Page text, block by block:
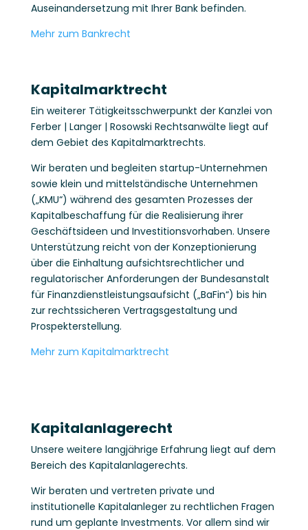
Auseinandersetzung mit Ihrer Bank befinden.
Mehr zum Bankrecht
Kapitalmarktrecht
Ein weiterer Tätigkeitsschwerpunkt der Kanzlei von
Ferber | Langer | Rosowski Rechtsanwälte liegt auf
dem Gebiet des Kapitalmarktrechts.
Wir beraten und begleiten startup-Unternehmen
sowie klein und mittelständische Unternehmen
(„KMU“) während des gesamten Prozesses der
Kapitalbeschaffung für die Realisierung ihrer
Geschäftsideen und Investitionsvorhaben. Unsere
Unterstützung reicht von der Konzeptionierung
über die Einhaltung aufsichtsrechtlicher und
regulatorischer Anforderungen der Bundesanstalt
für Finanzdienstleistungsaufsicht („BaFin“) bis hin
zur rechtssicheren Vertragsgestaltung und
Prospekterstellung.
Mehr zum Kapitalmarktrecht
Kapitalanlagerecht
Unsere weitere langjährige Erfahrung liegt auf dem
Bereich des Kapitalanlagerechts.
Wir beraten und vertreten private und
institutionelle Kapitalanleger zu rechtlichen Fragen
rund um geplante Investments. Vor allem sind wir